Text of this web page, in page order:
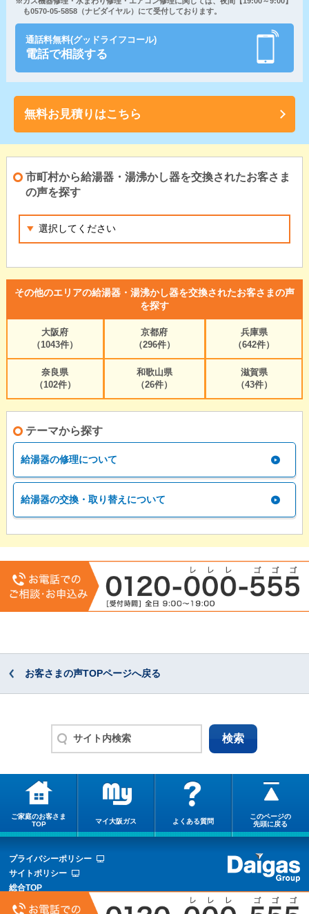
も0570-05-5858（ナビダイヤル）にて受付しております。
通話料無料(グッドライフコール)
電話で相談する
無料お見積りはこちら
市町村から給湯器・湯沸かし器を交換されたお客さま
の声を探す
その他のエリアの給湯器・湯沸かし器を交換されたお客さまの声
を探す
大阪府
（1043件）
京都府
（296件）
兵庫県
（642件）
奈良県
（102件）
和歌山県
（26件）
滋賀県
（43件）
テーマから探す
給湯器の修理について
給湯器の交換・取り替えについて
お客さまの声TOPページへ戻る
ご家庭のお客さま
TOP
マイ大阪ガス よくある質問
このページの
先頭に戻る
プライバシーポリシー
サイトポリシー
総合TOP
サイトマップ